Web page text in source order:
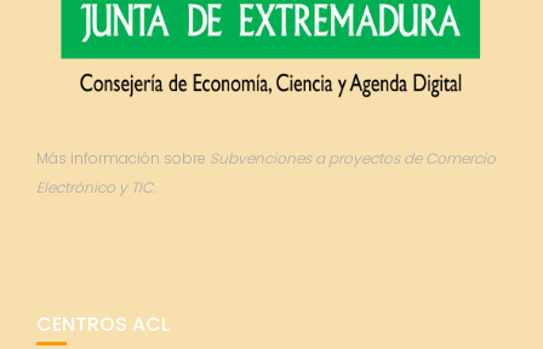
Más información sobre Subvenciones a proyectos de Comercio
Electrónico y TIC.
CENTROS ACL